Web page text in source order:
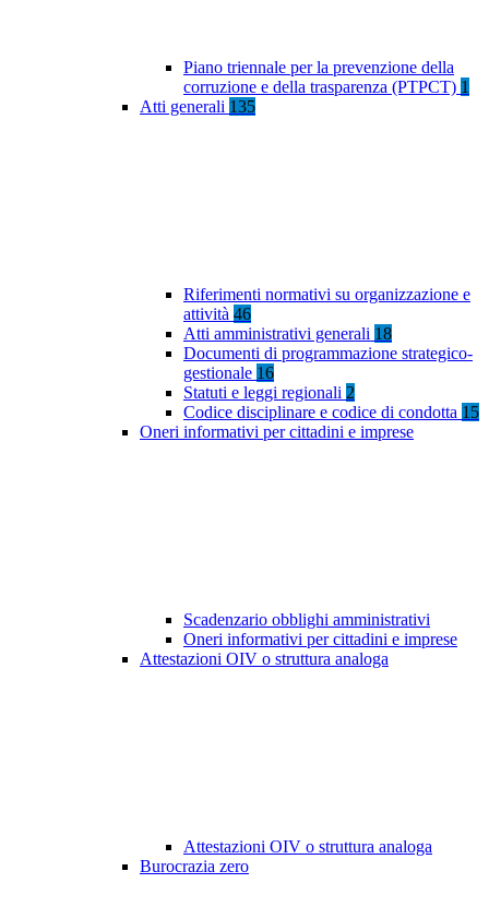
Piano triennale per la prevenzione della
corruzione e della trasparenza (PTPCT) 1
Atti generali 135
Riferimenti normativi su organizzazione e
attività 46
Atti amministrativi generali 18
Documenti di programmazione strategico-
gestionale 16
Statuti e leggi regionali 2
Codice disciplinare e codice di condotta 15
Oneri informativi per cittadini e imprese
Scadenzario obblighi amministrativi
Oneri informativi per cittadini e imprese
Attestazioni OIV o struttura analoga
Attestazioni OIV o struttura analoga
Burocrazia zero